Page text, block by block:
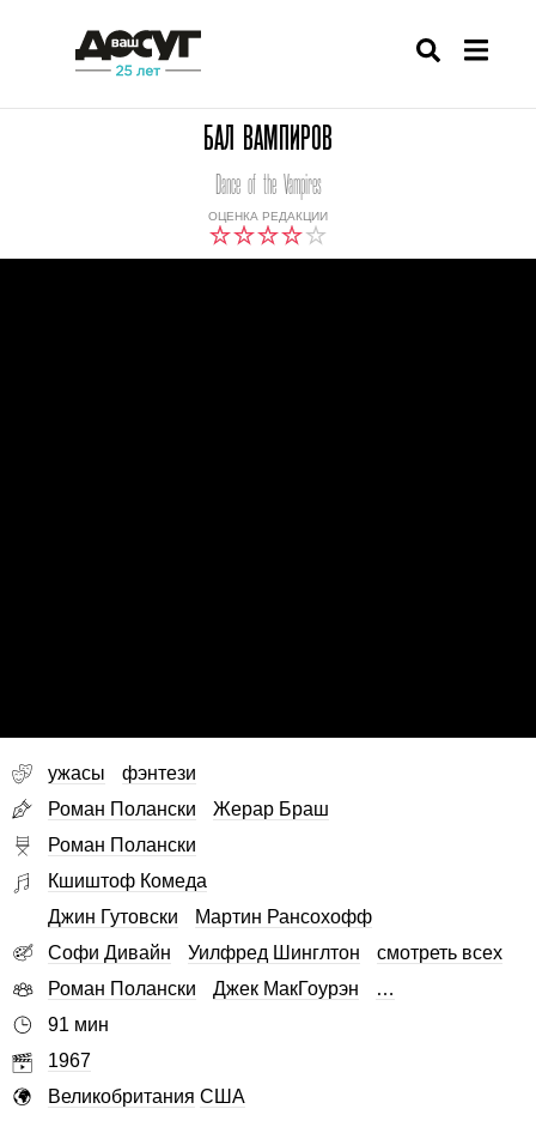
БАЛ ВАМПИРОВ
ОЦЕНКА РЕДАКЦИИ
Dance of the Vampires
ужасы
фэнтези
Роман Полански
Жерар Браш
Роман Полански
Кшиштоф Комеда
Джин Гутовски
Мартин Рансохофф
Софи Дивайн
Уилфред Шинглтон
смотреть всех
Роман Полански
Джек МакГоурэн
…
91 мин
1967
Великобритания США